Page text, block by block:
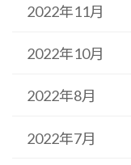
2022年11月
2022年10月
2022年8月
2022年7月